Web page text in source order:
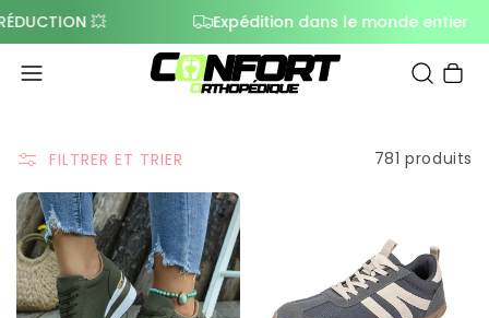
💥 Expédition dans le monde entier
Panier
FILTRER ET TRIER 781 produits